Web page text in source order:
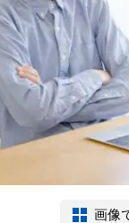
画像